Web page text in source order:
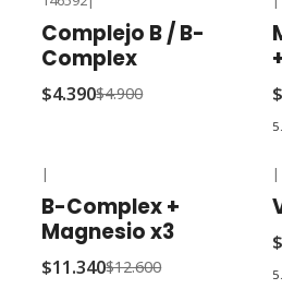
Complejo B / B-
Complex
$4.390$4.900
|
B-Complex +
Magnesio x3
$11.340$12.600
|